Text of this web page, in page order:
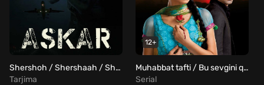
Shershoh / Shershaah / Shershax Uzbek tilida
Tarjima
12+
Muhabbat tafti / Bu sevgini qanday nomlash mumkin? Barcha qismlar Uzbek Tilida
Serial